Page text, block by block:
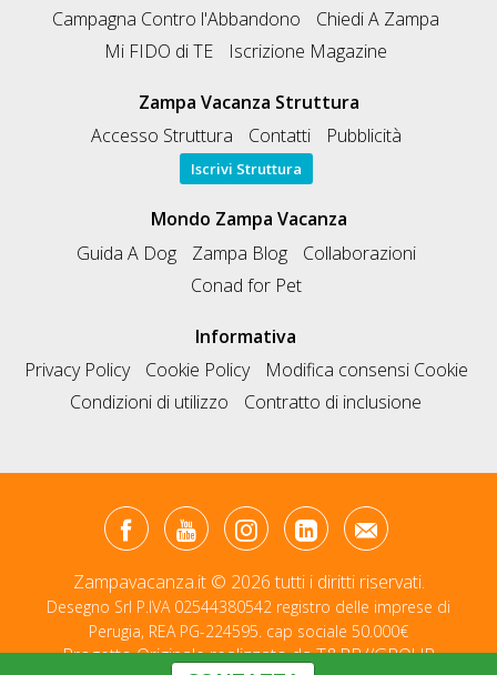
Campagna Contro l'Abbandono
Chiedi A Zampa
Mi FIDO di TE
Iscrizione Magazine
Zampa Vacanza Struttura
Accesso Struttura
Contatti Pubblicità
Iscrivi Struttura
Mondo Zampa Vacanza
Guida A Dog
Zampa Blog
Collaborazioni
Conad for Pet
Informativa
Privacy Policy
Cookie Policy
Modifica consensi Cookie
Condizioni di utilizzo
Contratto di inclusione
Zampavacanza.it © 2026 tutti i diritti riservati.
Desegno Srl P.IVA 02544380542 registro delle imprese di
Perugia, REA PG-224595. cap sociale 50.000€
Progetto Originale realizzato daT&RB//GROUP